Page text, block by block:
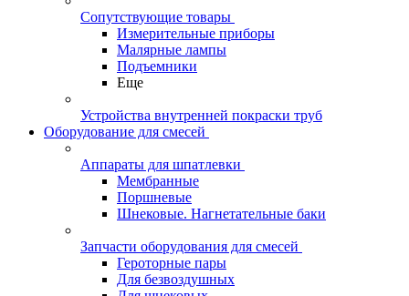
Сопутствующие товары
Измерительные приборы
Малярные лампы
Подъемники
Еще
Устройства внутренней покраски труб
Оборудование для смесей
Аппараты для шпатлевки
Мембранные
Поршневые
Шнековые. Нагнетательные баки
Запчасти оборудования для смесей
Героторные пары
Для безвоздушных